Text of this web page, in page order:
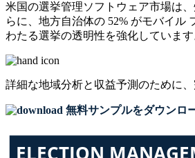
米国の選挙管理ソフトウェア市場は
らに、地方自治体の 52% がモバイル
わたる選挙の透明性を強化しています
詳細な地域分析と収益予測のために、
無料サンプルをダウンロ